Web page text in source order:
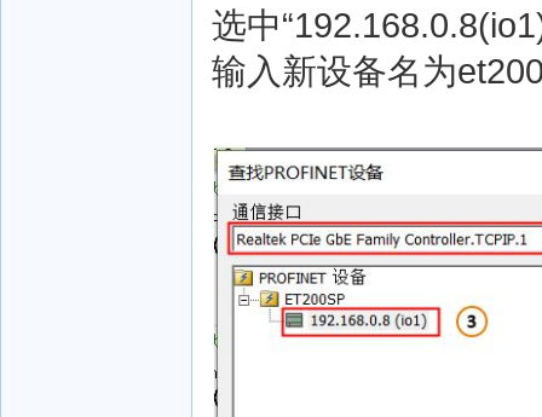
选中
输入新设备名为